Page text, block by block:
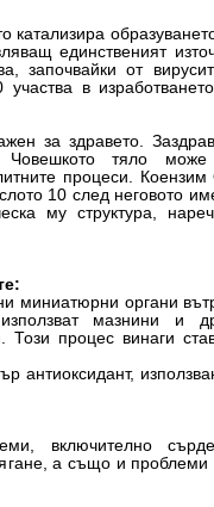
катализира
единственият
започвайки от
в
за здравето.
Човешкото тяло
процеси. Коензим
10 след неговото
му структура,
миниатюрни органи
мазнини и
Този процес винаги
антиоксидант,
включително
а също и проблеми